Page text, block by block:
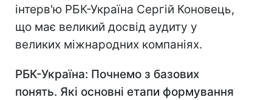
інтерв'ю РБК-Україна Сергій Коновець,
що має великий досвід аудиту у
великих міжнародних компаніях.
РБК-Україна: Почнемо з базових
понять. Які основні етапи формування